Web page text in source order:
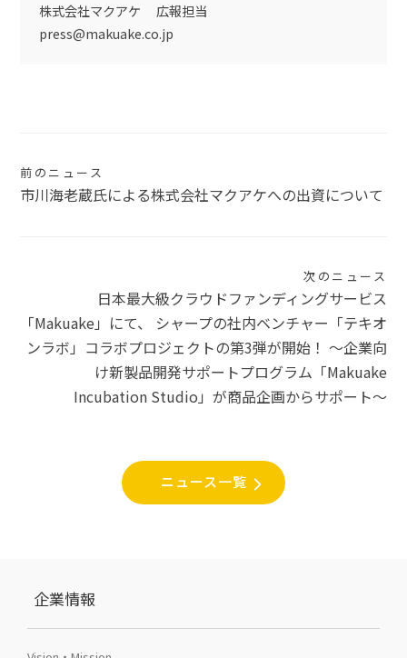
株式会社マクアケ 広報担当
press@makuake.co.jp
投
稿
ゲ
ー
前のニュース
市川海老蔵氏による株式会社マクアケへの出資について
次のニュース
日本最大級クラウドファンディングサービス
「Makuake」にて、 シャープの社内ベンチャー「テキオ
ンラボ」コラボプロジェクトの第3弾が開始！ 〜企業向
け新製品開発サポートプログラム「Makuake
Incubation Studio」が商品企画からサポート〜
ニュース一覧
企業情報